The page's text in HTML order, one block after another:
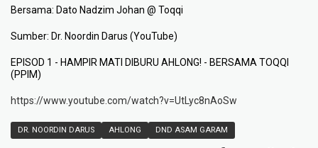
Bersama: Dato Nadzim Johan @ Toqqi
Sumber: Dr. Noordin Darus (YouTube)
EPISOD 1 - HAMPIR MATI DIBURU AHLONG! - BERSAMA TOQQI
(PPIM)
https://www.youtube.com/watch?v=UtLyc8nAoSw
DR. NOORDIN DARUS AHLONG DND ASAM GARAM